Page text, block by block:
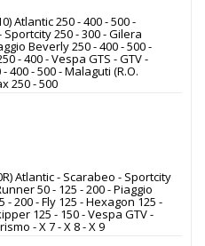
Atlantic 250 - 400 - 500 -
Sportcity 250 - 300 - Gilera
Beverly 250 - 400 - 500 -
- 400 - Vespa GTS - GTV -
- 400 - 500 - Malaguti (R.O.
250 - 500
Atlantic - Scarabeo - Sportcity
50 - 125 - 200 - Piaggio
200 - Fly 125 - Hexagon 125 -
125 - 150 - Vespa GTV -
- X 7 - X 8 - X 9